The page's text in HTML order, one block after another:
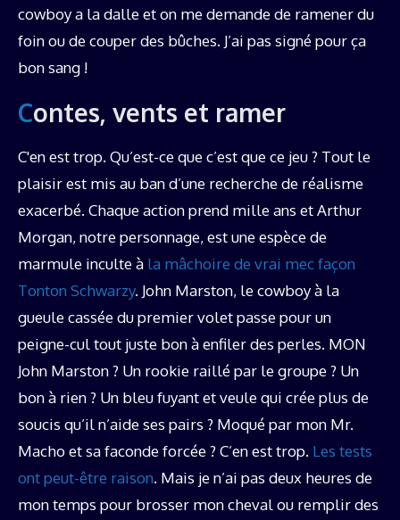
cowboy a la dalle et on me demande de ramener du
foin ou de couper des bûches. J’ai pas signé pour ça
bon sang !
Contes, vents et ramer
C'en est trop. Qu’est-ce que c’est que ce jeu ? Tout le
plaisir est mis au ban d’une recherche de réalisme
exacerbé. Chaque action prend mille ans et Arthur
Morgan, notre personnage, est une espèce de
marmule inculte à la mâchoire de vrai mec façon
Tonton Schwarzy. John Marston, le cowboy à la
gueule cassée du premier volet passe pour un
peigne-cul tout juste bon à enfiler des perles. MON
John Marston ? Un rookie raillé par le groupe ? Un
bon à rien ? Un bleu fuyant et veule qui crée plus de
soucis qu’il n’aide ses pairs ? Moqué par mon Mr.
Macho et sa faconde forcée ? C’en est trop. Les tests
ont peut-être raison. Mais je n’ai pas deux heures de
mon temps pour brosser mon cheval ou remplir des